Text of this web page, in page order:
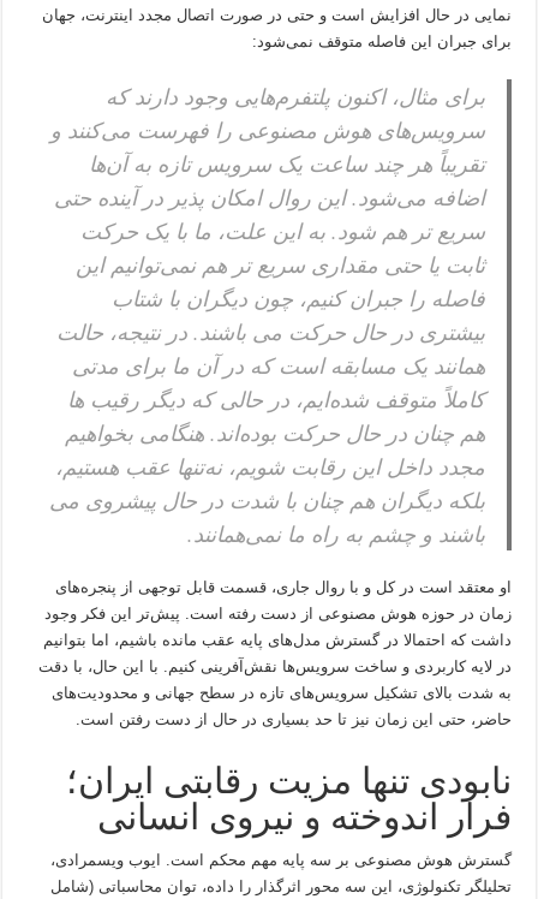
نمایی در حال افزایش است و حتی در صورت اتصال مجدد اینترنت، جهان
برای جبران این فاصله متوقف نمی‌شود:
برای مثال، اکنون پلتفرم‌هایی وجود دارند که
سرویس‌های هوش مصنوعی را فهرست می‌کنند و
تقریباً هر چند ساعت یک سرویس تازه به آن‌ها
اضافه می‌شود. این روال امکان پذیر در آینده حتی
سریع تر هم شود. به این علت، ما با یک حرکت
ثابت یا حتی مقداری سریع تر هم نمی‌توانیم این
فاصله را جبران کنیم، چون دیگران با شتاب
بیشتری در حال حرکت می باشند. در نتیجه، حالت
همانند یک مسابقه است که در آن ما برای مدتی
کاملاً متوقف شده‌ایم، در حالی که دیگر رقیب ها
هم چنان در حال حرکت بوده‌اند. هنگامی بخواهیم
مجدد داخل این رقابت شویم، نه‌تنها عقب هستیم،
بلکه دیگران هم چنان با شدت در حال پیشروی می
باشند و چشم به راه ما نمی‌همانند.
او معتقد است در کل و با روال جاری، قسمت قابل توجهی از پنجره‌های
زمان در حوزه هوش مصنوعی از دست رفته است. پیش‌تر این فکر وجود
داشت که احتمالا در گسترش مدل‌های پایه عقب مانده باشیم، اما بتوانیم
در لایه کاربردی و ساخت سرویس‌ها نقش‌آفرینی کنیم. با این حال، با دقت
به شدت بالای تشکیل سرویس‌های تازه در سطح جهانی و محدودیت‌های
حاضر، حتی این زمان نیز تا حد بسیاری در حال از دست رفتن است.
نابودی تنها مزیت رقابتی ایران؛
فرار اندوخته و نیروی انسانی
گسترش هوش مصنوعی بر سه پایه مهم محکم است. ایوب ویسمرادی،
تحلیلگر تکنولوژی، این سه محور اثرگذار را داده، توان محاسباتی (شامل